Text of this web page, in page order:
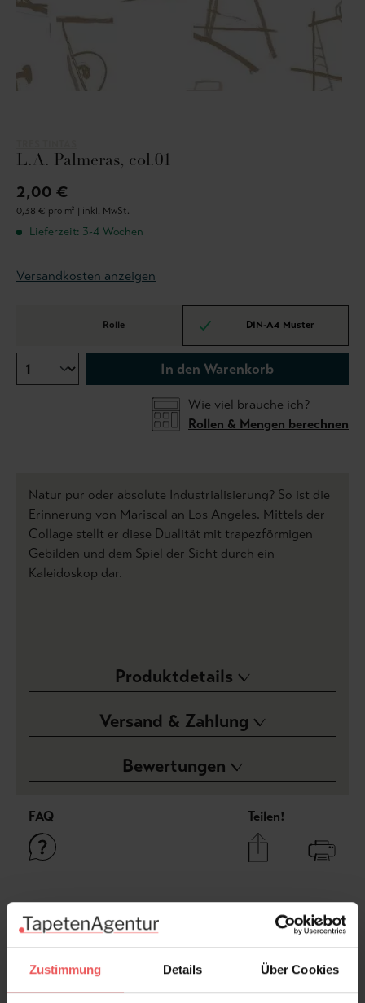
Zustimmung Details Über Cookies
L.A. Palmeras, col.01
2,00 €
0,38 € pro m² | inkl. MwSt.
Lieferzeit: 3-4 Wochen
Versandkosten anzeigen
Rolle DIN-A4 Muster
In den Warenkorb
Wie viel brauche ich?
Rollen & Mengen berechnen
Natur pur oder absolute Industrialisierung? So ist die
Erinnerung von Mariscal an Los Angeles. Mittels der
Collage stellt er diese Dualität mit trapezförmigen
Gebilden und dem Spiel der Sicht durch ein
Kaleidoskop dar.
Produktdetails
Versand & Zahlung
Bewertungen
FAQ Teilen!
Frage stellen
+49 (0)221 932 81 82